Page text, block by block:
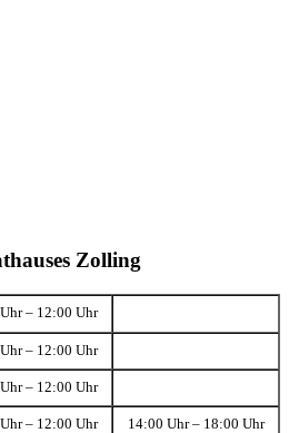
Zolling
– 12:00 Uhr
– 12:00 Uhr
– 12:00 Uhr
– 12:00 Uhr 14:00 Uhr – 18:00 Uhr